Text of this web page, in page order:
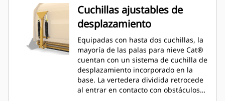
Cuchillas ajustables de
desplazamiento
Equipadas con hasta dos cuchillas, la
mayoría de las palas para nieve Cat®
cuentan con un sistema de cuchilla de
desplazamiento incorporado en la
base. La vertedera dividida retrocede
al entrar en contacto con obstáculos